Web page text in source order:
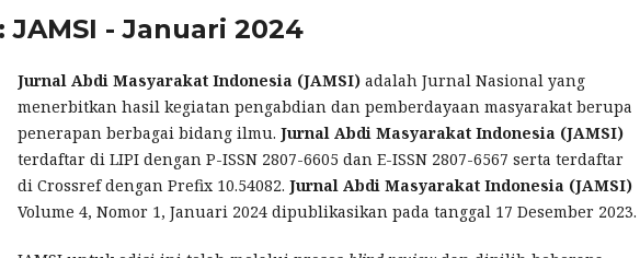
JAMSI - Januari 2024
Jurnal Abdi Masyarakat Indonesia (JAMSI) adalah Jurnal Nasional yang
menerbitkan hasil kegiatan pengabdian dan pemberdayaan masyarakat berupa
penerapan berbagai bidang ilmu. Jurnal Abdi Masyarakat Indonesia (JAMSI)
terdaftar di LIPI dengan P-ISSN 2807-6605 dan E-ISSN 2807-6567 serta terdaftar
di Crossref dengan Prefix 10.54082. Jurnal Abdi Masyarakat Indonesia (JAMSI)
Volume 4, Nomor 1, Januari 2024 dipublikasikan pada tanggal 17 Desember 2023.